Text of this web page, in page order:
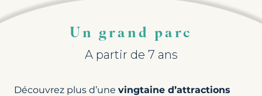
Un grand parc
A partir de 7 ans
Découvrez plus d’une vingtaine d’attractions